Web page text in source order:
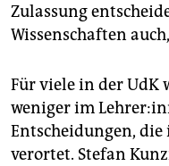
Zulassung
Wissenschaften
Für viele in der UdK
weniger im
Entscheidungen,
verortet. Stefan